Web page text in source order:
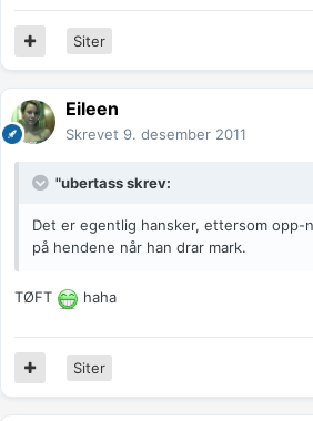
Siter
Eileen
Skrevet 9. desember 2011
"ubertass skrev:
Det er egentlig hansker, ettersom opp-
på hendene når han drar mark.
TØFT haha
Siter